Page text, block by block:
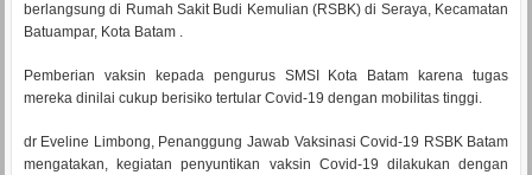
berlangsung di Rumah Sakit Budi Kemulian (RSBK) di Seraya, Kecamatan
Batuampar, Kota Batam .
Pemberian vaksin kepada pengurus SMSI Kota Batam karena tugas
mereka dinilai cukup berisiko tertular Covid-19 dengan mobilitas tinggi.
dr Eveline Limbong, Penanggung Jawab Vaksinasi Covid-19 RSBK Batam
mengatakan, kegiatan penyuntikan vaksin Covid-19 dilakukan dengan